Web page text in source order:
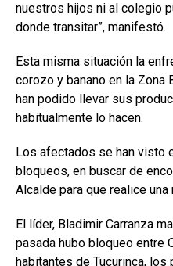
nuestros hijos ni al colegio
donde transitar”, manifestó.
Esta misma situación la
corozo y banano en la Zona
han podido llevar sus
habitualmente lo hacen.
Los afectados se han visto
bloqueos, en buscar de
Alcalde para que realice una
El líder, Bladimir Carranza
pasada hubo bloqueo entre
habitantes de Tucurinca,